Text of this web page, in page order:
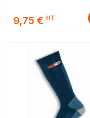
9,75 € HT